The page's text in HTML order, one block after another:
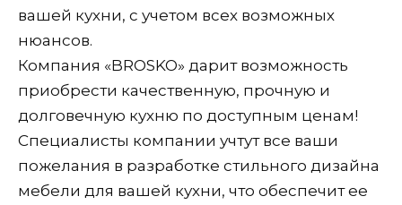
вашей кухни, с учетом всех возможных
нюансов.
Компания «BROSKO» дарит возможность
приобрести качественную, прочную и
долговечную кухню по доступным ценам!
Специалисты компании учтут все ваши
пожелания в разработке стильного дизайна
мебели для вашей кухни, что обеспечит ее